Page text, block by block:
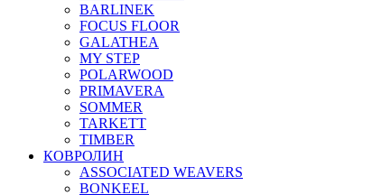
BARLINEK
FOCUS FLOOR
GALATHEA
MY STEP
POLARWOOD
PRIMAVERA
SOMMER
TARKETT
TIMBER
КОВРОЛИН
ASSOCIATED WEAVERS
BONKEEL